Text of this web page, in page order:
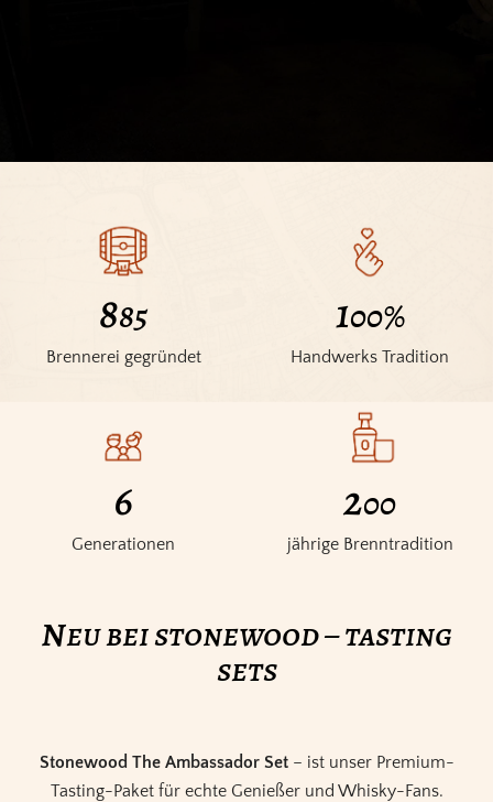
1180
Brennerei gegründet
100%
Handwerks Tradition
6
Generationen
200
jährige Brenntradition
neu bei stonewood – tasting
sets
Stonewood The Ambassador Set – ist unser Premium-
Tasting-Paket für echte Genießer und Whisky-Fans.